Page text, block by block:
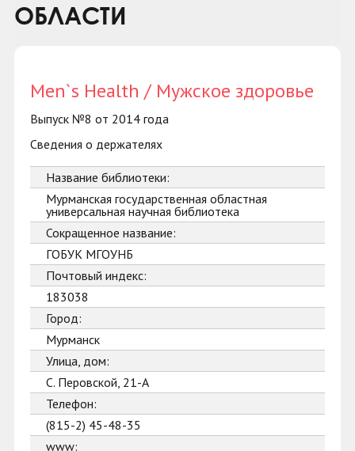
ОБЛАСТИ
Men`s Health / Мужское здоровье
Выпуск №8 от 2014 года
Сведения о держателях
Название библиотеки:
Мурманская государственная областная
универсальная научная библиотека
Сокращенное название:
ГОБУК МГОУНБ
Почтовый индекс:
183038
Город:
Мурманск
Улица, дом:
С. Перовской, 21-А
Телефон:
(815-2) 45-48-35
www: